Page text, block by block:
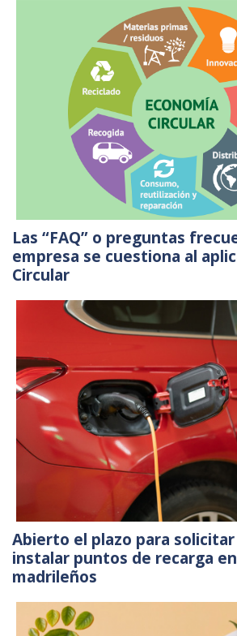
Las “FAQ” o preguntas
empresa se cuestiona al
Circular
Abierto el plazo para
instalar puntos de recarga
madrileños